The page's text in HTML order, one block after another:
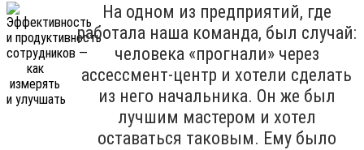
На одном из предприятий, где
работала наша команда, был случай:
человека «прогнали» через
ассессмент-центр и хотели сделать
из него начальника. Он же был
лучшим мастером и хотел
оставаться таковым. Ему было